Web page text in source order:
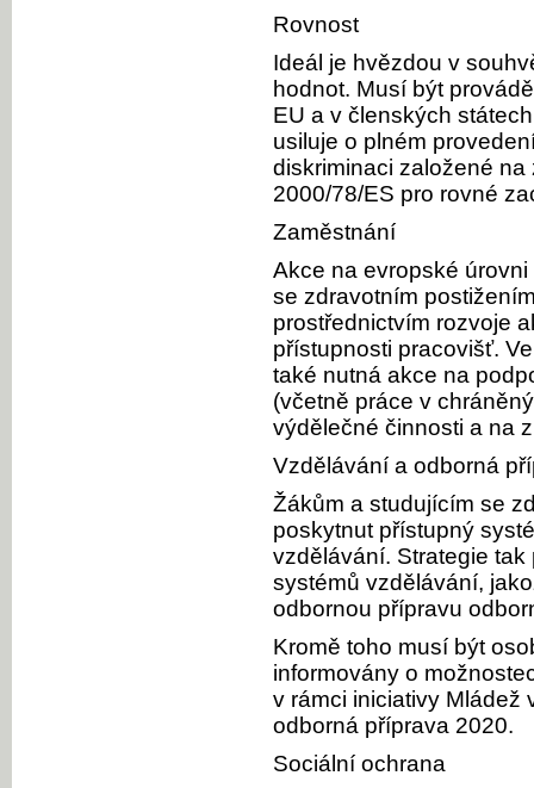
Rovnost
Ideál je hvězdou v
hodnot. Musí být
EU a v členských
usiluje o plném
diskriminaci založené
2000/78/ES pro rovné
Zaměstnání
Akce na evropské
se zdravotním
prostřednictvím rozvoje
přístupnosti pracovišť.
také nutná akce na
(včetně práce v
výdělečné činnosti a na
Vzdělávání a odborná
Žákům a studujícím se
poskytnut přístupný
vzdělávání. Strategie
systémů vzdělávání,
odbornou přípravu
Kromě toho musí být
informovány o
v rámci iniciativy Mládež
odborná příprava 2020.
Sociální ochrana